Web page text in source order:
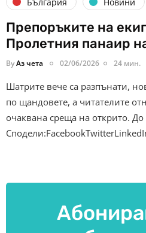
Препоръките на
Пролетния панаир
ByАз чета 02/06/2026 24 мин.
Шатрите вече са разпънати,
по щандовете, а читателите
очаквана среща на открито.